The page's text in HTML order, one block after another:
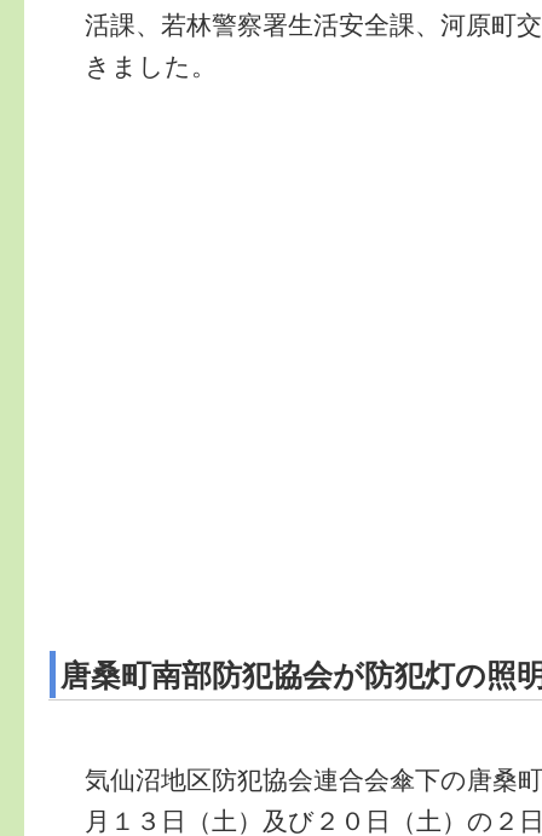
活課、若林警察署生活安全課、河原町
きました。
唐桑町南部防犯協会が防犯灯の照
気仙沼地区防犯協会連合会傘下の唐桑
月１３日（土）及び２０日（土）の２